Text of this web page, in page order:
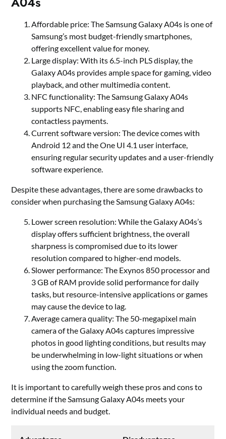
Affordable price: The Samsung Galaxy A04s is one of
Samsung’s most budget-friendly smartphones,
offering excellent value for money.
Large display: With its 6.5-inch PLS display, the
Galaxy A04s provides ample space for gaming, video
playback, and other multimedia content.
NFC functionality: The Samsung Galaxy A04s
supports NFC, enabling easy file sharing and
contactless payments.
Current software version: The device comes with
Android 12 and the One UI 4.1 user interface,
ensuring regular security updates and a user-friendly
software experience.
Despite these advantages, there are some drawbacks to
consider when purchasing the Samsung Galaxy A04s:
Lower screen resolution: While the Galaxy A04s’s
display offers sufficient brightness, the overall
sharpness is compromised due to its lower
resolution compared to higher-end models.
Slower performance: The Exynos 850 processor and
3 GB of RAM provide solid performance for daily
tasks, but resource-intensive applications or games
may cause the device to lag.
Average camera quality: The 50-megapixel main
camera of the Galaxy A04s captures impressive
photos in good lighting conditions, but results may
be underwhelming in low-light situations or when
using the zoom function.
It is important to carefully weigh these pros and cons to
determine if the Samsung Galaxy A04s meets your
individual needs and budget.